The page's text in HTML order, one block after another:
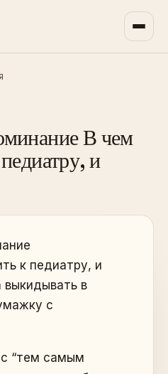
В чем
и
к педиатру, и
выкидывать в
с
“тем самым